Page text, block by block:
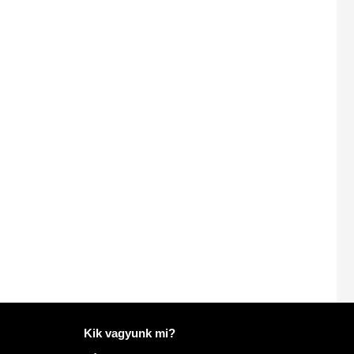
További információ: Mailo
Kik vagyunk mi?